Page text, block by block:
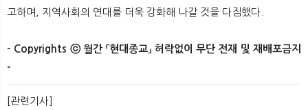
고하며, 지역사회의 연대를 더욱 강화해 나갈 것을 다짐했다.
- Copyrights ⓒ 월간 「현대종교」 허락없이 무단 전재 및 재배포금지
-
[관련기사]